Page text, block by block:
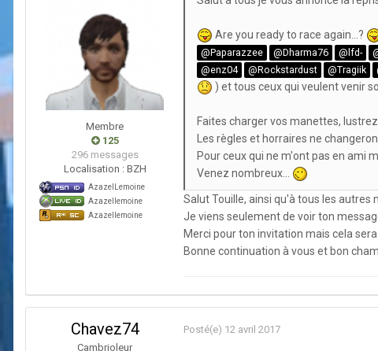
Membre
125
296 messages
Localisation : BZH
AzazelLemoine
Azazellemoine
Azazellemoine
Are you ready to race again...?
@Paparazzee @Dharma76 @lfd-
@enz04
@Rockstardust @Tragiik
) et tous ceux qui veulent venir
Faites charger vos manettes,
Les règles et horraires ne
Pour ceux qui ne m'ont pas en ami
Venez nombreux...
Salut Touille, ainsi qu'à tous les autres
Je viens seulement de voir ton
Merci pour ton invitation mais cela
Bonne continuation à vous et bon
Chavez74
Cambrioleur
Posté(e) 12 avril 2017